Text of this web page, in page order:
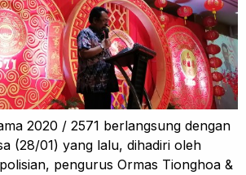
2020 / 2571 berlangsung dengan
(28/01) yang lalu, dihadiri oleh
pengurus Ormas Tionghoa &